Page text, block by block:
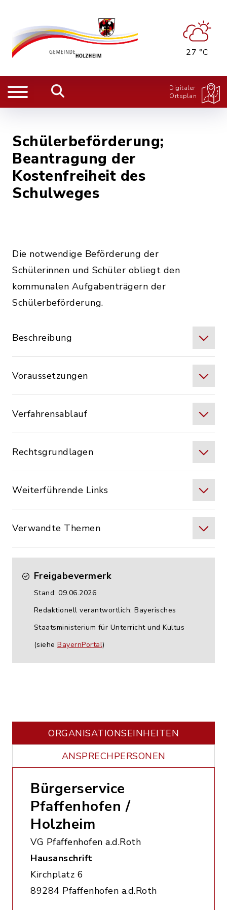
27 °C
Digitaler
Ortsplan
Schülerbeförderung;
Beantragung der
Kostenfreiheit des
Schulweges
Die notwendige Beförderung der
Schülerinnen und Schüler obliegt den
kommunalen Aufgabenträgern der
Schülerbeförderung.
Beschreibung
Voraussetzungen
Verfahrensablauf
Rechtsgrundlagen
Weiterführende Links
Verwandte Themen
Freigabevermerk
Stand: 09.06.2026
Redaktionell verantwortlich: Bayerisches
Staatsministerium für Unterricht und Kultus
(siehe BayernPortal)
ORGANISATIONS­EINHEITEN
ANSPRECHPERSONEN
Bürgerservice
Pfaffenhofen /
Holzheim
VG Pfaffenhofen a.d.Roth
Hausanschrift
Kirchplatz 6
89284 Pfaffenhofen a.d.Roth